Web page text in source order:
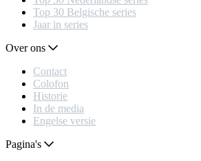
Top 30 Belgische series
Jaar in series
Over ons
Contact
Colofon
Historie
In de media
Engelse versie
Pagina's